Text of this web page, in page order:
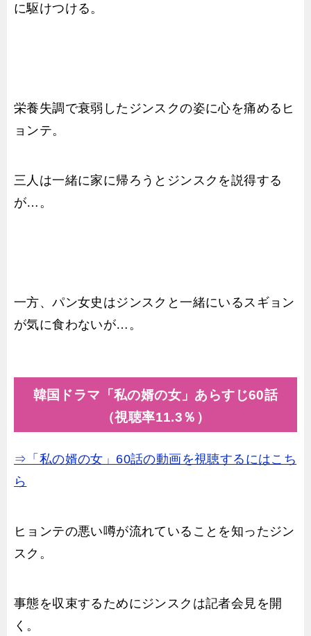
に駆けつける。
栄養失調で衰弱したジンスクの姿に心を痛めるヒ
ョンテ。
三人は一緒に家に帰ろうとジンスクを説得する
が…。
一方、パン女史はジンスクと一緒にいるスギョン
が気に食わないが…。
韓国ドラマ「私の婿の女」あらすじ60話
（視聴率11.3％）
⇒「私の婿の女」60話の動画を視聴するにはこち
ら
ヒョンテの悪い噂が流れていることを知ったジン
スク。
事態を収束するためにジンスクは記者会見を開
く。